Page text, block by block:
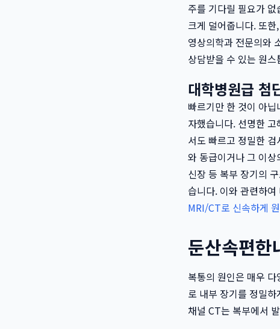
주를 기다릴 필요가
크게 덜어줍니다. 또
영상의학과 전문의와
상담받을 수 있는 원
대학병원급 첨
빠르기만 한 것이 아
자했습니다. 선명한
서도 빠르고 정밀한
와 동급이거나 그 이
신장 등 복부 장기의
습니다. 이와 관련하
MRI/CT로 신속하게
둔산속편한
복통의 원인은 매우
로 내부 장기를 정밀
채널 CT는 복부에서